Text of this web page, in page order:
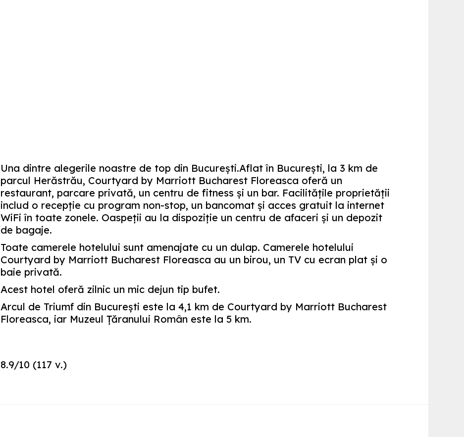
Una dintre alegerile noastre de top din București.Aflat în București, la 3 km de
parcul Herăstrău, Courtyard by Marriott Bucharest Floreasca oferă un
restaurant, parcare privată, un centru de fitness și un bar. Facilitățile proprietății
includ o recepție cu program non-stop, un bancomat și acces gratuit la internet
WiFi în toate zonele. Oaspeții au la dispoziție un centru de afaceri și un depozit
de bagaje.
Toate camerele hotelului sunt amenajate cu un dulap. Camerele hotelului
Courtyard by Marriott Bucharest Floreasca au un birou, un TV cu ecran plat și o
baie privată.
Acest hotel oferă zilnic un mic dejun tip bufet.
Arcul de Triumf din București este la 4,1 km de Courtyard by Marriott Bucharest
Floreasca, iar Muzeul Țăranului Român este la 5 km.
8.9/10 (117 v.)